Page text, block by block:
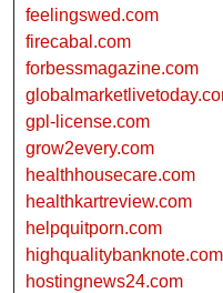
feelingswed.com
firecabal.com
forbessmagazine.com
gpl-license.com
grow2every.com
healthhousecare.com
healthkartreview.com
helpquitporn.com
highqualitybanknote.com
hostingnews24.com